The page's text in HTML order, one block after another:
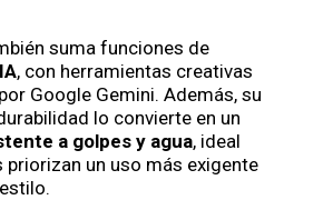
suma funciones de
, con herramientas creativas
Google Gemini. Además, su
lo convierte en un
a golpes y agua, ideal
priorizan un uso más exigente